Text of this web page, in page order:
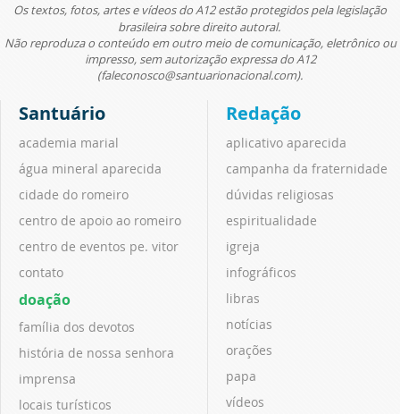
Os textos, fotos, artes e vídeos do A12 estão protegidos pela legislação
brasileira sobre direito autoral.
Não reproduza o conteúdo em outro meio de comunicação, eletrônico ou
impresso, sem autorização expressa do A12
(faleconosco@santuarionacional.com).
Santuário
academia marial
água mineral aparecida
cidade do romeiro
centro de apoio ao romeiro
centro de eventos pe. vitor
contato
doação
família dos devotos
história de nossa senhora
imprensa
locais turísticos
Redação
aplicativo aparecida
campanha da fraternidade
dúvidas religiosas
espiritualidade
igreja
infográficos
libras
notícias
orações
papa
vídeos